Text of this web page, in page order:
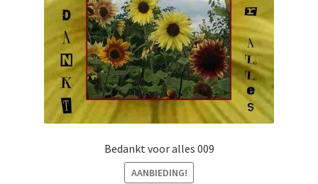
Bedankt voor alles 009
AANBIEDING!